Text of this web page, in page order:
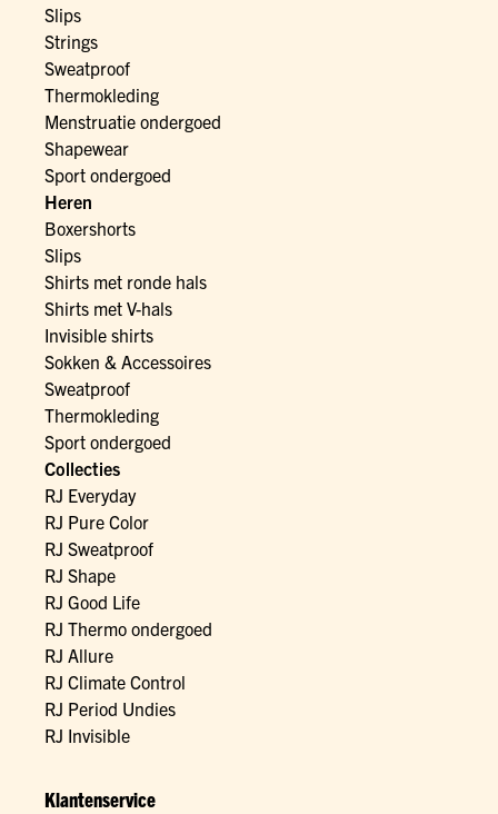
Slips
Strings
Sweatproof
Thermokleding
Menstruatie ondergoed
Shapewear
Sport ondergoed
Heren
Boxershorts
Slips
Shirts met ronde hals
Shirts met V-hals
Invisible shirts
Sokken & Accessoires
Sweatproof
Thermokleding
Sport ondergoed
Collecties
RJ Everyday
RJ Pure Color
RJ Sweatproof
RJ Shape
RJ Good Life
RJ Thermo ondergoed
RJ Allure
RJ Climate Control
RJ Period Undies
RJ Invisible
Klantenservice